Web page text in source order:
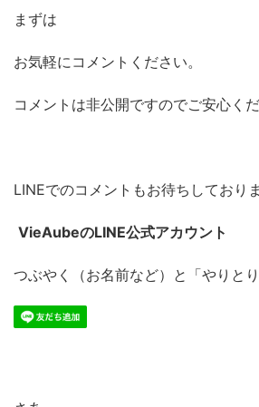
まずは
お気軽にコメントください。
コメントは非公開ですのでご安心くだ
LINEでのコメントもお待ちしておりま
VieAubeのLINE公式アカウント
つぶやく（お名前など）と「やりとり